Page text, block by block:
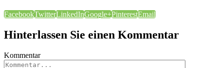
FacebookTwitterLinkedInGoogle+PinterestEmail
Hinterlassen Sie einen Kommentar
Kommentar